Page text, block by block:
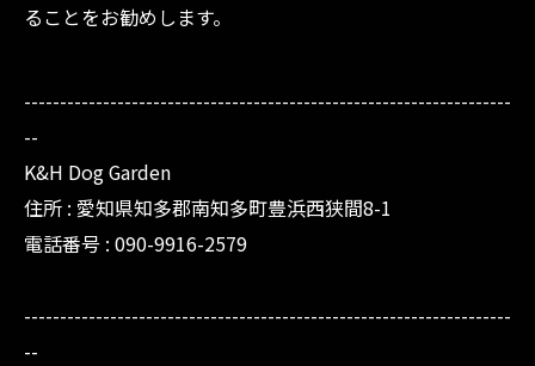
ることをお勧めします。
--------------------------------------------------------------------
--
K&H Dog Garden
住所 : 愛知県知多郡南知多町豊浜西狭間8-1
電話番号 : 090-9916-2579
--------------------------------------------------------------------
--